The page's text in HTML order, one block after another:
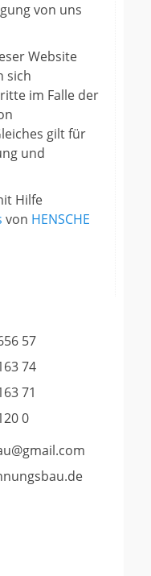
von uns
Website
sich
im Falle der
gilt für
und
Hilfe
von HENSCHE
57
74
71
0